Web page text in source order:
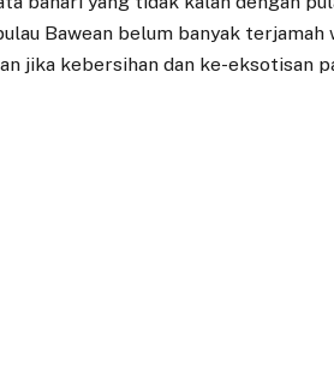
Bawean belum banyak
jika kebersihan dan ke-eksotisan